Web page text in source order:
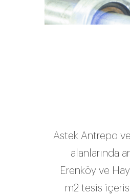
Astek Antrepo
alanlarında
Erenköy ve
m2 tesis